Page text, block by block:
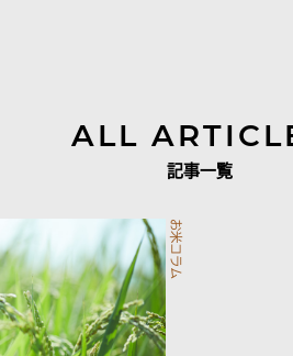
ALL
記事一覧
お米コラム